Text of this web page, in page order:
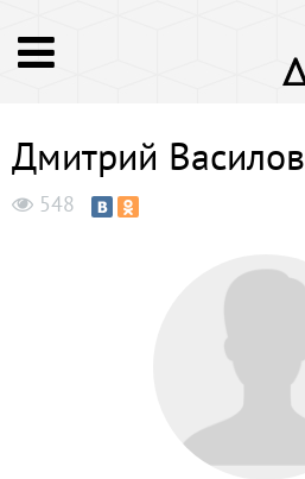
Дмитрий Василов
548